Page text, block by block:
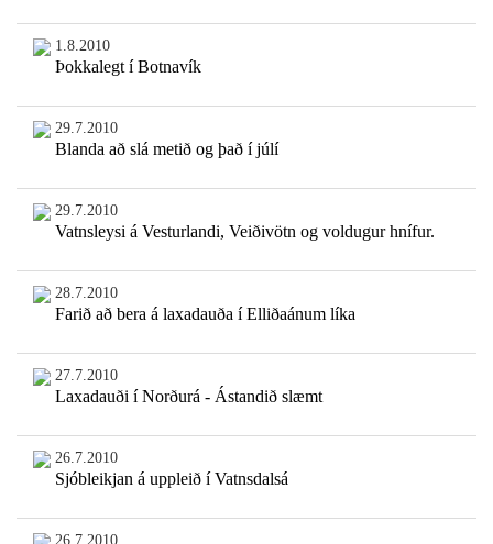
1.8.2010
Þokkalegt í Botnavík
29.7.2010
Blanda að slá metið og það í júlí
29.7.2010
Vatnsleysi á Vesturlandi, Veiðivötn og voldugur hnífur.
28.7.2010
Farið að bera á laxadauða í Elliðaánum líka
27.7.2010
Laxadauði í Norðurá - Ástandið slæmt
26.7.2010
Sjóbleikjan á uppleið í Vatnsdalsá
26.7.2010